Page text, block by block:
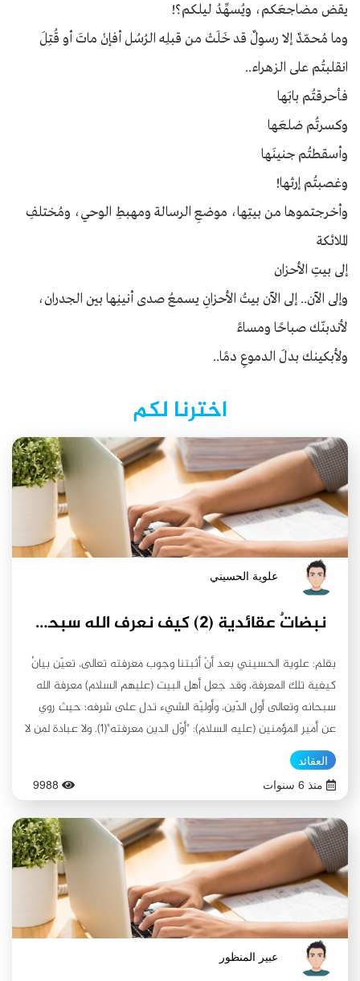
يقض مضاجعَكم، ويُسهِّدُ ليلكم؟!
وما مُحمّدٌ إلا رسولٌ قد خَلَتْ من قبلِه الرُسُل أفإنْ ماتَ أو قُتِلَ
انقلبتُم على الزهراء..
فأحرقتُم بابَها
وكسرتُم ضلعَها
وأسقطتُم جنينَها
وغصبتُم إرثها!
وأخرجتموها من بيتِها، موضعِ الرسالة ومهبطِ الوحي، ومُختلفِ
الملائكة
إلى بيتِ الأحزان
وإلى الآن.. إلى الآن بيتُ الأحزانِ يسمعُ صدى أنينِها بين الجدران،
لأندبنّك صباحًا ومساءً
ولأبكينك بدلَ الدموعِ دمًا..
اخترنا لكم
علوية الحسيني
نبضاتٌ عقائدية (2) كيف نعرف الله سبحانه وتعالى؟
بقلم: علوية الحسيني بعد أنْ أثبتنا وجوب معرفته تعالى، تعيّن بيانُ
كيفية تلك المعرفة، وقد جعل أهل البيت (عليهم السلام) معرفة الله
سبحانه وتعالى أول الدّين، وأوليّة الشيء تدل على شرفه؛ حيث روي
عن أمير المؤمنين (عليه السلام): "أوّل الدين معرفته"(1). ولا عبادة لمن لا
معرفة له بالله تعالى، كما روي عن الإمام الباقر (عليه السلام): إنّما يعبد
فكيف نعرف الله سبحانه وتعالى؟ جوابه يتضح في المطالب التالية:
■المطلب الأول: حدود معرفة الله تعالى إنّ لدائرة معرفة الله تعالى
حدودًا يقفُ عندها العقل والنقل، ولا يتجاوزها العقل، ولا حتى النقل،
فقد دلّ كلٌّ منهما على عدم إمكان وجواز اكتناه الذات الإلهية
المقدسة. فأمّا العقل فسيأتي دليله، وأمّا النقل فقد روي عن أبي جعفر
(عليه السلام) أنّه قال: "دعوا التفكر في الله فإنّ التفكر في الله لا يزيد
إلا تيها لأن الله تبارك وتعالى لا تُدركه الأبصار ولا تبلغه الأخبار"(3) إذًا
لابد من الوقوف على ما هو داخل حدود المعرفة بالله تعالى. وذلك
العقائد
منذ 6 سنوات
9988
عبير المنظور